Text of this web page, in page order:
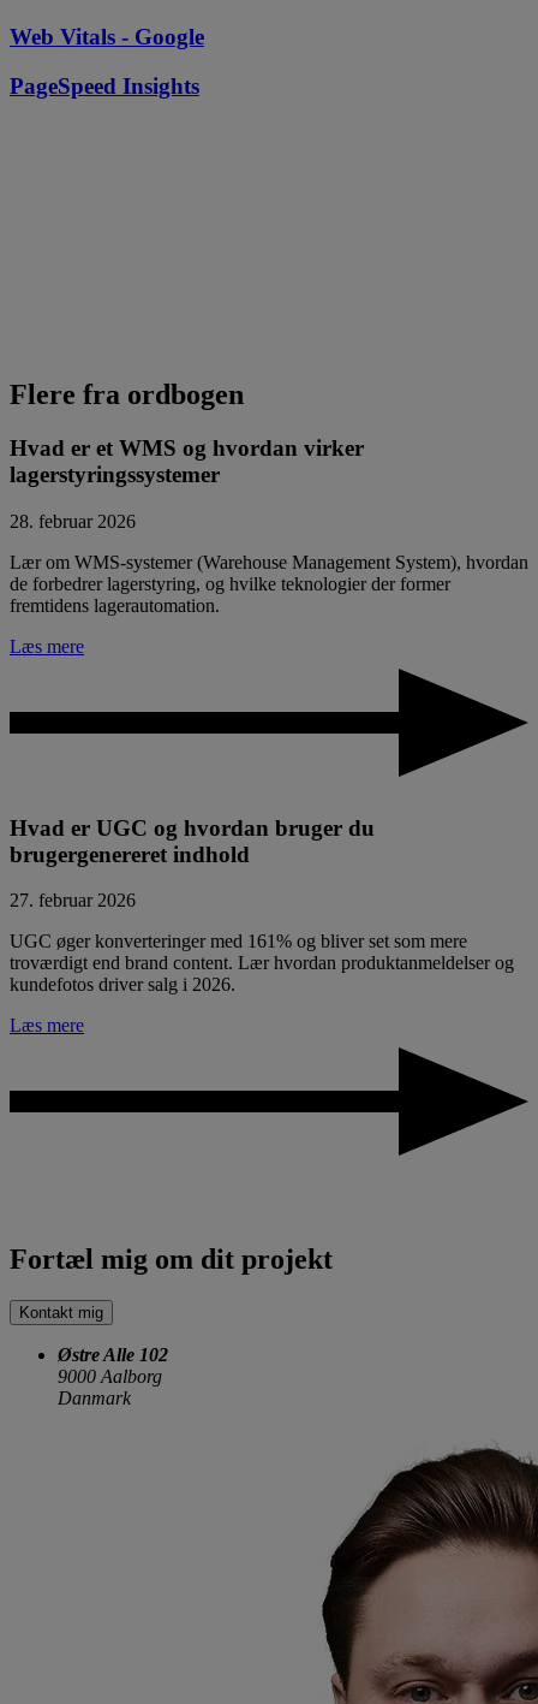
Web Vitals - Google
PageSpeed Insights
Flere fra ordbogen
Hvad er et WMS og hvordan virker
lagerstyringssystemer
28. februar 2026
Lær om WMS-systemer (Warehouse Management System), hvordan
de forbedrer lagerstyring, og hvilke teknologier der former
fremtidens lagerautomation.
Læs mere
Hvad er UGC og hvordan bruger du
brugergenereret indhold
27. februar 2026
UGC øger konverteringer med 161% og bliver set som mere
troværdigt end brand content. Lær hvordan produktanmeldelser og
kundefotos driver salg i 2026.
Læs mere
Fortæl mig om dit projekt
Kontakt mig
Østre Alle 102
9000 Aalborg
Danmark